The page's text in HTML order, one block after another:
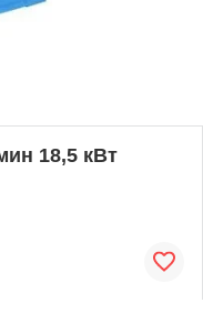
18,5 кВт